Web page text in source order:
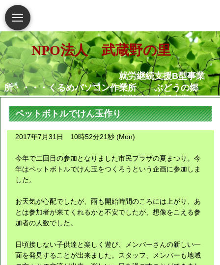
NPO法人 武蔵野の里
就労継続支援B型事業
所・・・・くるめパソコン作業所 ぶどうの郷
就労移行支援事業
所・・・・・・くるめパソコン作業所
相談支援センター武蔵野
の里
就労定着支援センターつ
ぐみ
られる地域社会の実現を願っています
ペットボトルでけん玉作り
2017年7月31日 10時52分21秒 (Mon)
今年で二回目の参加となりました市民プラザの夏まつり。今
年はペットボトルでけん玉をつくろうという企画に参加しま
した。
お天気が心配でしたが、雨も開始時間のころには上がり、あ
とは参加者が来てくれるかと不安でしたが、想像をこえる参
加者の人数でした。
日頃接しない子供達と楽しく遊び、メンバーさんの新しい一
面を発見することが出来ました。スタッフ、メンバーも地域